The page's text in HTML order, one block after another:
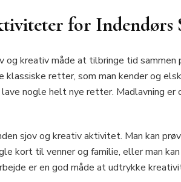
for Indendørs
og kreativ måde at tilbringe tid
klassiske retter, som man kender og
nogle helt nye retter. Madlavning
sjov og kreativ aktivitet. Man kan
kort til venner og familie, eller man
er en god måde at udtrykke